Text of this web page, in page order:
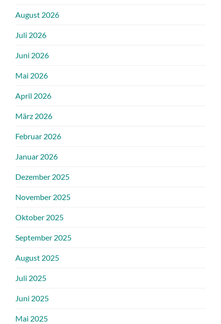
August 2026
Juli 2026
Juni 2026
Mai 2026
April 2026
März 2026
Februar 2026
Januar 2026
Dezember 2025
November 2025
Oktober 2025
September 2025
August 2025
Juli 2025
Juni 2025
Mai 2025